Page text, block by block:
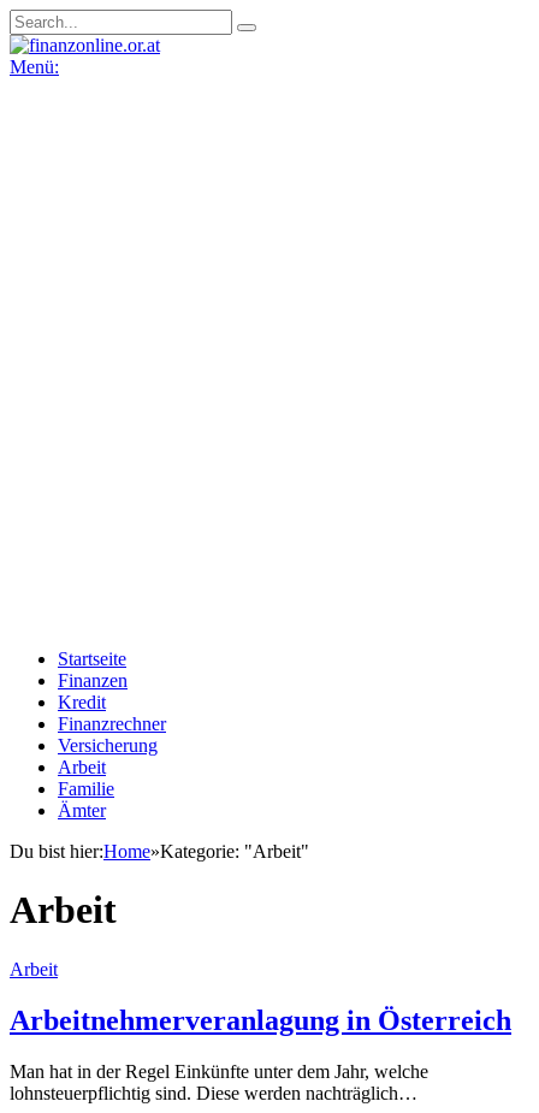
Menü:
Startseite
Finanzen
Kredit
Finanzrechner
Versicherung
Arbeit
Familie
Ämter
Du bist hier:Home»Kategorie: "Arbeit"
Arbeit
Arbeit
Arbeitnehmerveranlagung in Österreich
Man hat in der Regel Einkünfte unter dem Jahr, welche
lohnsteuerpflichtig sind. Diese werden nachträglich…